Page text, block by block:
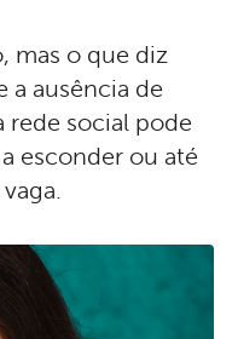
mas o que diz
a ausência de
rede social pode
esconder ou até